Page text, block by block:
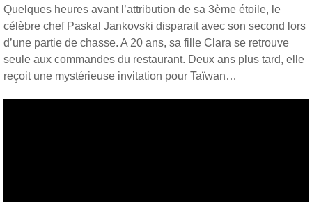
Quelques heures avant l’attribution de sa 3ème étoile, le
célèbre chef Paskal Jankovski disparait avec son second lors
d’une partie de chasse. A 20 ans, sa fille Clara se retrouve
seule aux commandes du restaurant. Deux ans plus tard, elle
reçoit une mystérieuse invitation pour Taïwan…